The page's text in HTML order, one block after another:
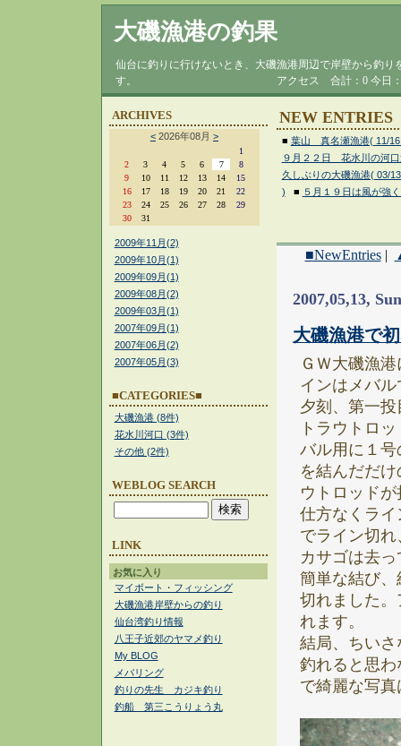
大磯漁港の釣果
仙台に釣りに行けないとき、大磯漁港周辺で岸壁から釣り
す。 アクセス 合計：0 今日
NEW ENTRIES
■ 葉山 真名瀬漁港( 11/
９月２２日 花水川の河口
久しぶりの大磯漁港( 03/
)
■ ５月１９日は風が強
■NewEntries|
2007,05,13,
大磯漁港で
ＧＷ大磯漁
インはメバ
夕刻、第一
トラウトロ
バル用に１号
を結んだだ
ウトロッド
仕方なくラ
でライン切れ
カサゴは去
簡単な結び
切れました
れます。
結局、ちい
釣れると思
で綺麗な写
ARCHIVES
<2026年08月 >
1
2
3 4 5 6 7
8
9
10 11 12 13 14
15
16
17 18 19 20 21
22
23
24 25 26 27 28
29
30
31
2009年11月(2)
2009年10月(1)
2009年09月(1)
2009年08月(2)
2009年03月(1)
2007年09月(1)
2007年06月(2)
2007年05月(3)
■CATEGORIES■
大磯漁港 (8件)
花水川河口 (3件)
その他 (2件)
WEBLOG SEARCH
LINK
お気に入り
マイボート・フィッシング
大磯漁港岸壁からの釣り
仙台湾釣り情報
八王子近郊のヤマメ釣り
My BLOG
メバリング
釣りの先生 カジキ釣り
釣船 第三こうりょう丸